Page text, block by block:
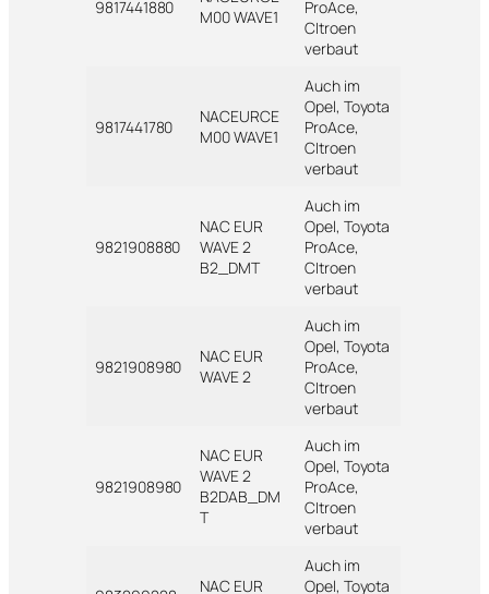
9817441880
M00 WAVE1
ProAce,
CItroen
verbaut
9817441780
NACEURCE
M00 WAVE1
Auch im
Opel, Toyota
ProAce,
CItroen
verbaut
9821908880
NAC EUR
WAVE 2
B2_DMT
Auch im
Opel, Toyota
ProAce,
CItroen
verbaut
9821908980
NAC EUR
WAVE 2
Auch im
Opel, Toyota
ProAce,
CItroen
verbaut
9821908980
NAC EUR
WAVE 2
B2DAB_DM
T
Auch im
Opel, Toyota
ProAce,
CItroen
verbaut
NAC EUR
Auch im
Opel, Toyota